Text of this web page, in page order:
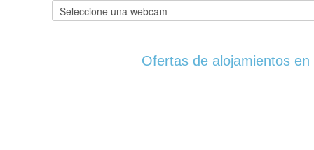
Ofertas de alojamientos en